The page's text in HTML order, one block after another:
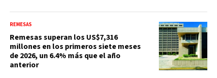
REMESAS
Remesas superan los US$7,316
millones en los primeros siete meses
de 2026, un 6.4% más que el año
anterior